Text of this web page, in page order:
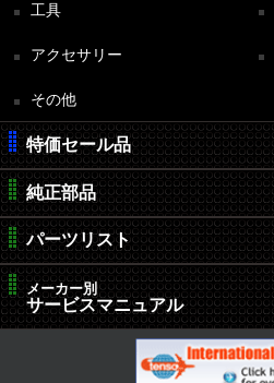
工具
アクセサリー
その他
特価セール品
純正部品
パーツリスト
メーカー別
サービスマニュアル